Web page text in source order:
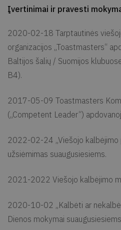
Įvertinimai ir pravesti
2020-02-18 Tarptautinės
organizacijos „Toastmasters“
Baltijos šalių / Suomijos
B4).
2017-05-09 Toastmasters
(„Competent Leader“)
2022-02-24 „Viešojo kalbėjimo
užsiėmimas suaugusiesiems.
2021-2022 Viešojo kalbėjimo
2020-10-02 „Kalbėti ar
Dienos mokymai